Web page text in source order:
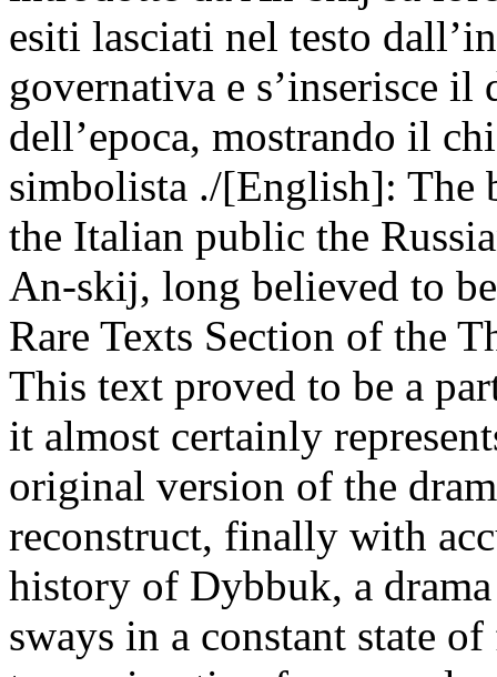
esiti lasciati nel testo
governativa e s’inserisce
dell’epoca, mostrando il
simbolista ./[English]: The
the Italian public the
An-skij, long believed to
Rare Texts Section of the
This text proved to be a
it almost certainly
original version of the
reconstruct, finally with
history of Dybbuk, a
sways in a constant state